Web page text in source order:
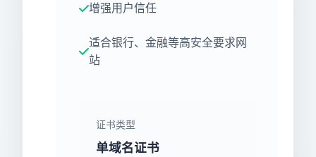
增强用户信任
适合银行、金融等高安全要求网
站
证书类型
单域名证书